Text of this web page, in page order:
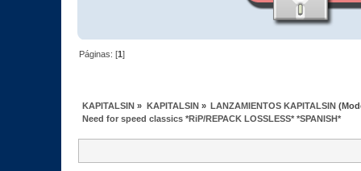
Páginas: [1]
KAPITALSIN » KAPITALSIN» LANZAMIENTOS KAPITALSIN
Need for speed classics *RiP/REPACK LOSSLESS* *SPANISH*